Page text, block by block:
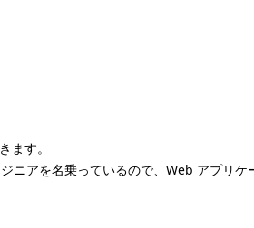
ます。
アを名乗っているので、Web アプリケ